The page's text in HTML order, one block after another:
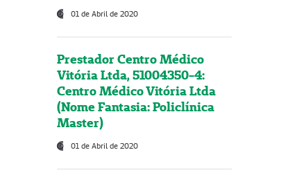
01 de Abril de 2020
Prestador Centro Médico
Vitória Ltda, 51004350-4:
Centro Médico Vitória Ltda
(Nome Fantasia: Policlínica
Master)
01 de Abril de 2020